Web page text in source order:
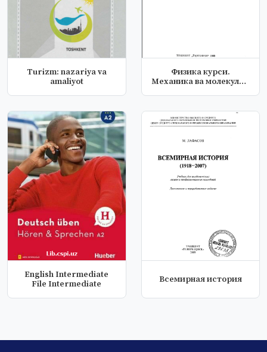
Turizm: nazariya va
amaliyot
Физика курси.
Механика ва молекуляр
English Intermediate
File Intermediate
Всемирная история